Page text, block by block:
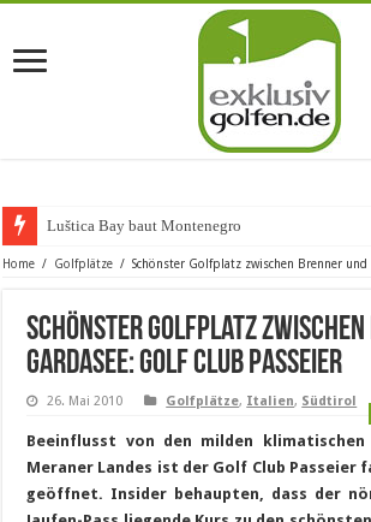
Luštica Bay baut Montenegros erste G
Home / Golfplätze / Schönster Golfplatz zwischen Brenner und
Schönster Golfplatz zwischen
Gardasee: Golf Club Passeier
26. Mai 2010 Golfplätze, Italien, Südtirol
Beeinflusst von den milden klimatischen
Meraner Landes ist der Golf Club Passeier
geöffnet. Insider behaupten, dass der